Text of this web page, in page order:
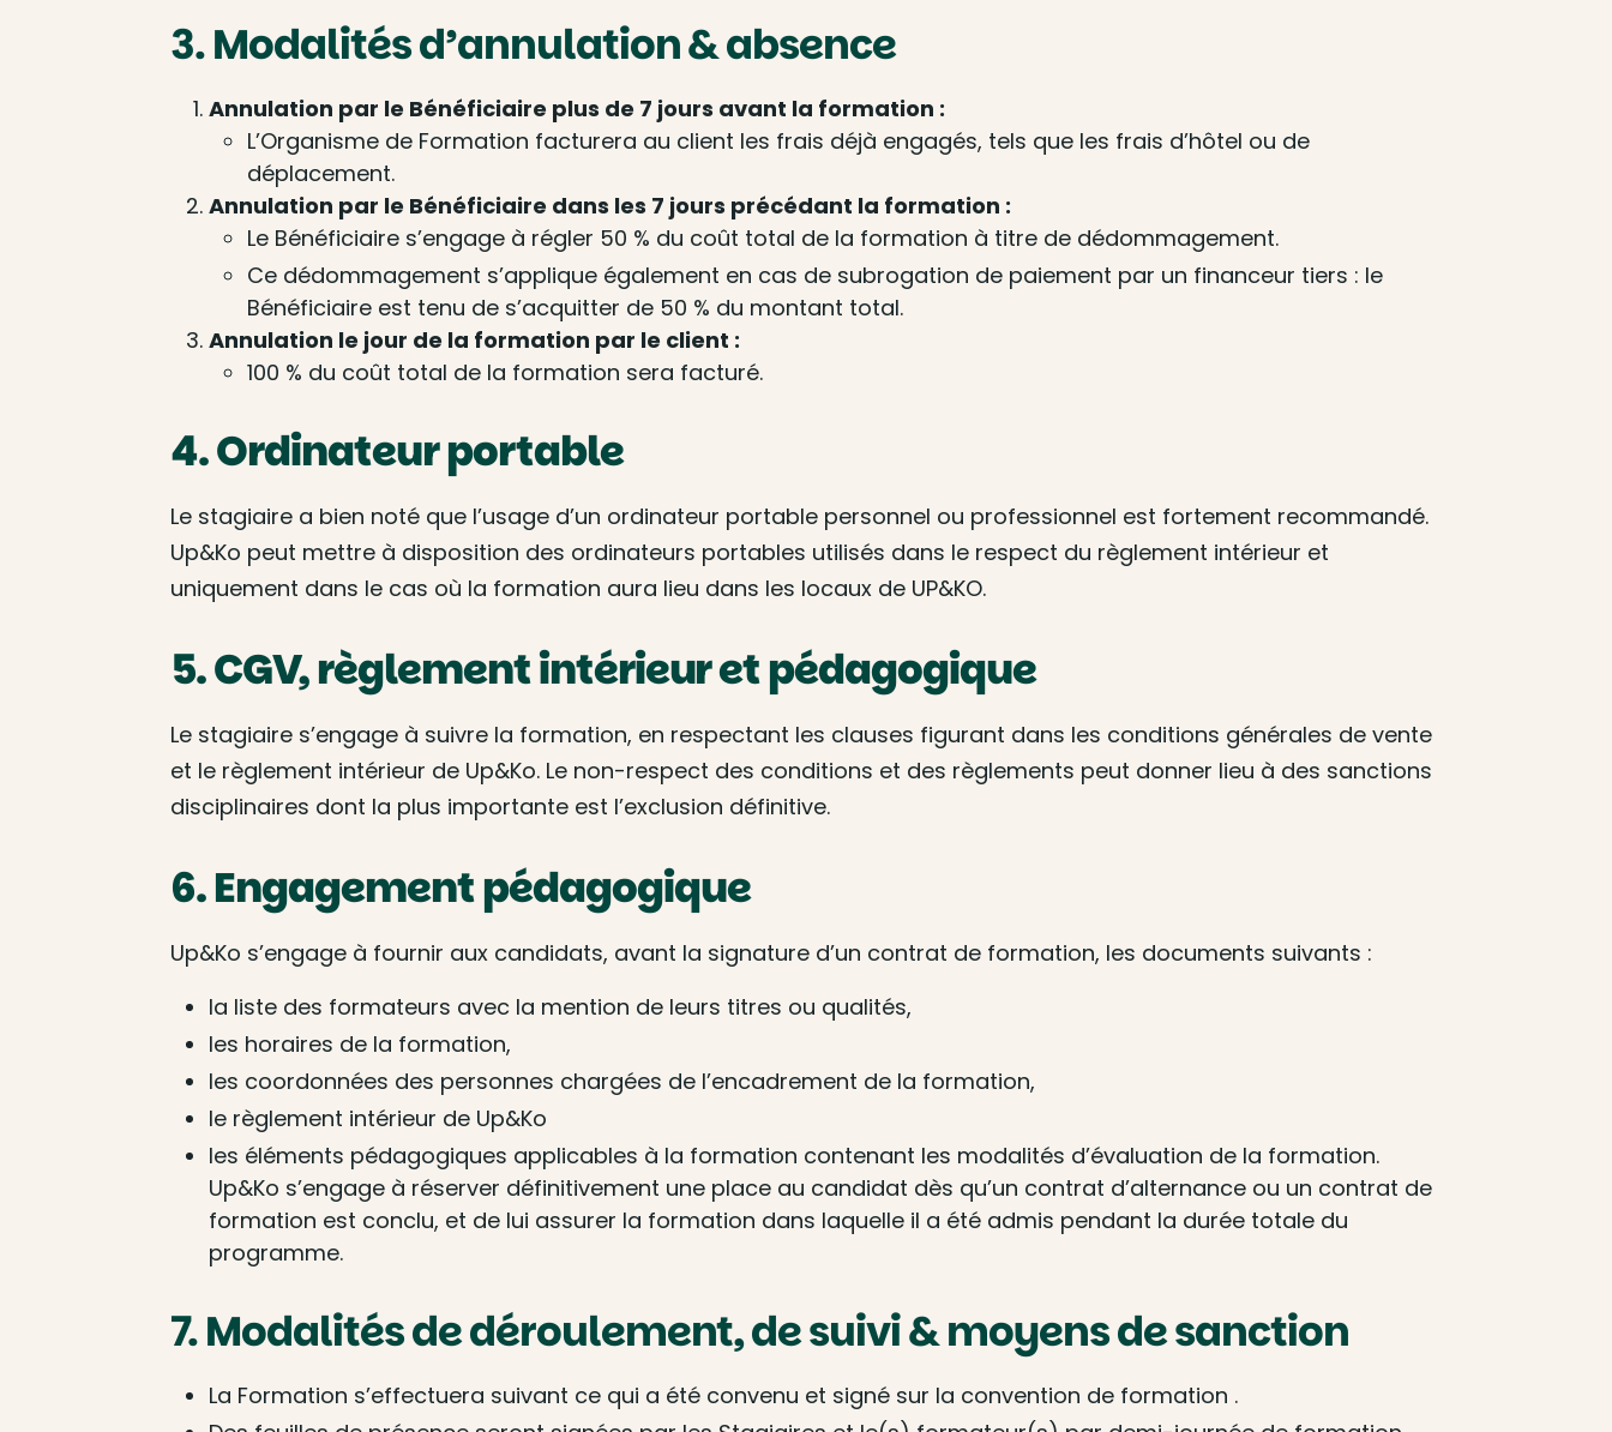
3. Modalités d’annulation & absence
Annulation par le Bénéficiaire plus de 7 jours avant la formation :
L’Organisme de Formation facturera au client les frais déjà engagés, tels que les frais d’hôtel ou de
déplacement.
Annulation par le Bénéficiaire dans les 7 jours précédant la formation :
Le Bénéficiaire s’engage à régler 50 % du coût total de la formation à titre de dédommagement.
Ce dédommagement s’applique également en cas de subrogation de paiement par un financeur tiers : le
Bénéficiaire est tenu de s’acquitter de 50 % du montant total.
Annulation le jour de la formation par le client :
100 % du coût total de la formation sera facturé.
4. Ordinateur portable
Le stagiaire a bien noté que l’usage d’un ordinateur portable personnel ou professionnel est fortement recommandé.
Up&Ko peut mettre à disposition des ordinateurs portables utilisés dans le respect du règlement intérieur et
uniquement dans le cas où la formation aura lieu dans les locaux de UP&KO.
5. CGV, règlement intérieur et pédagogique
Le stagiaire s’engage à suivre la formation, en respectant les clauses figurant dans les conditions générales de vente
et le règlement intérieur de Up&Ko. Le non-respect des conditions et des règlements peut donner lieu à des sanctions
disciplinaires dont la plus importante est l’exclusion définitive.
6. Engagement pédagogique
Up&Ko s’engage à fournir aux candidats, avant la signature d’un contrat de formation, les documents suivants :
la liste des formateurs avec la mention de leurs titres ou qualités,
les horaires de la formation,
les coordonnées des personnes chargées de l’encadrement de la formation,
le règlement intérieur de Up&Ko
les éléments pédagogiques applicables à la formation contenant les modalités d’évaluation de la formation.
Up&Ko s’engage à réserver définitivement une place au candidat dès qu’un contrat d’alternance ou un contrat de
formation est conclu, et de lui assurer la formation dans laquelle il a été admis pendant la durée totale du
programme.
7. Modalités de déroulement, de suivi & moyens de sanction
La Formation s’effectuera suivant ce qui a été convenu et signé sur la convention de formation .